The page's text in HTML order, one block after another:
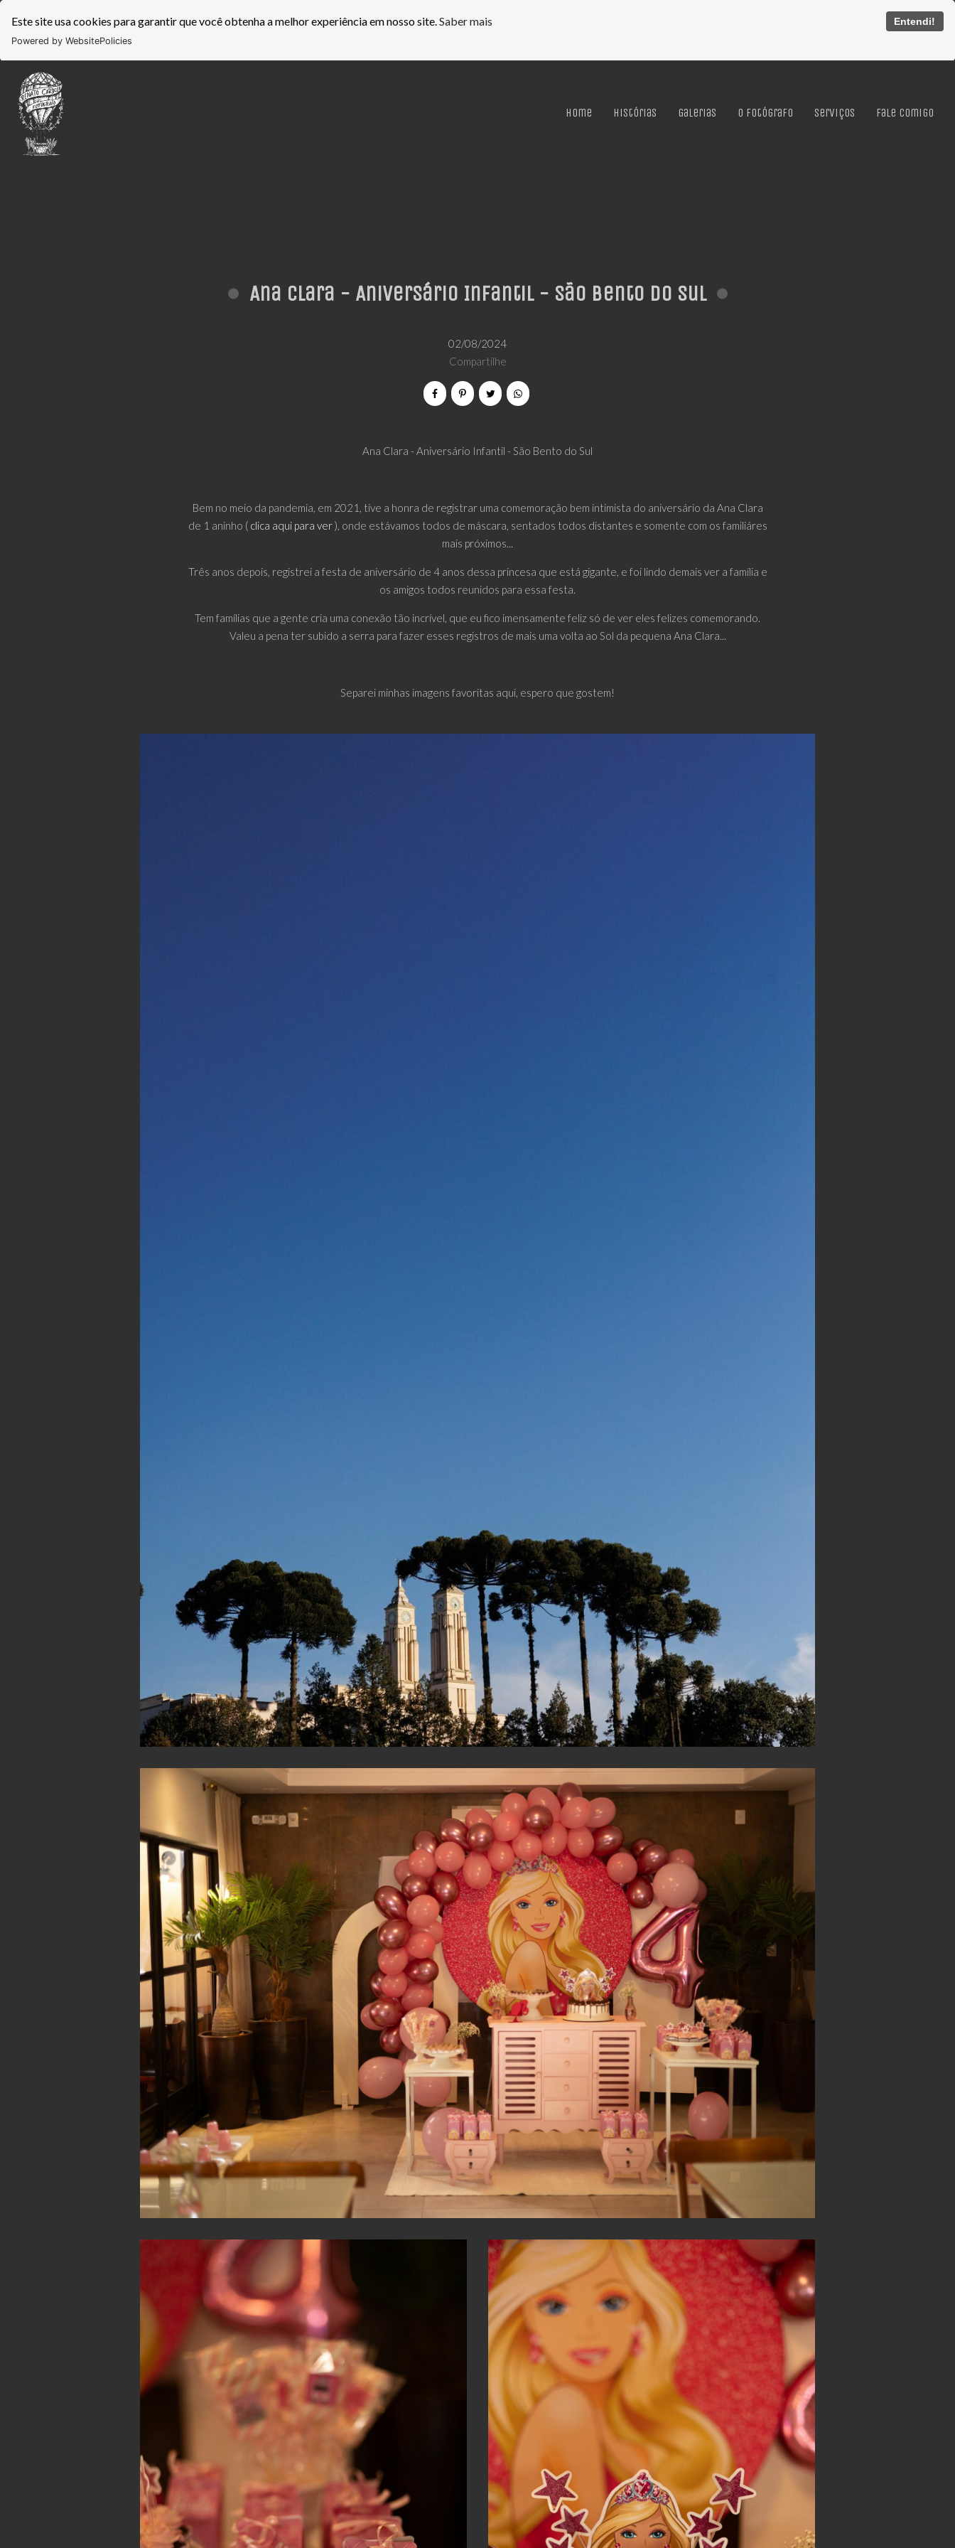
Este site usa cookies para garantir que você obtenha a melhor experiência em nosso site. Saber mais Entendi!
Powered by WebsitePolicies
Home Histórias Galerias O Fotógrafo Serviços Fale Comigo
Ana Clara - Aniversário Infantil - São Bento do Sul
02/08/2024
Compartilhe
Ana Clara - Aniversário Infantil - São Bento do Sul
Bem no meio da pandemia, em 2021, tive a honra de registrar uma comemoração bem intimista do aniversário da Ana Clara
de 1 aninho ( clica aqui para ver), onde estávamos todos de máscara, sentados todos distantes e somente com os familiáres
mais próximos...
Três anos depois, registrei a festa de aniversário de 4 anos dessa princesa que está gigante, e foi lindo demais ver a família e
os amigos todos reunidos para essa festa.
Tem famílias que a gente cria uma conexão tão incrível, que eu fico imensamente feliz só de ver eles felizes comemorando.
Valeu a pena ter subido a serra para fazer esses registros de mais uma volta ao Sol da pequena Ana Clara...
Separei minhas imagens favoritas aqui, espero que gostem!